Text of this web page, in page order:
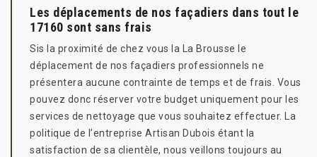
Les déplacements de nos façadiers dans tout le
17160 sont sans frais
Sis la proximité de chez vous la La Brousse le
déplacement de nos façadiers professionnels ne
présentera aucune contrainte de temps et de frais. Vous
pouvez donc réserver votre budget uniquement pour les
services de nettoyage que vous souhaitez effectuer. La
politique de l’entreprise Artisan Dubois étant la
satisfaction de sa clientèle, nous veillons toujours au